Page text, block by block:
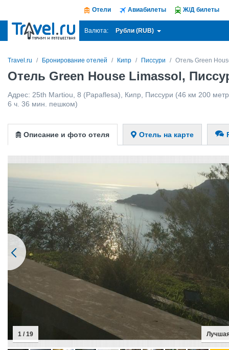
Отели Авиабилеты Ж/Д билеты
Валюта: Рубли (RUB)
Travel.ru Бронирование отелей Кипр Писсури Отель Green
Отель Green House Limassol,
Адрес: 25th Martiou, 8 (Papaflesa) Кипр Писсури (46 км 200
6 ч. 36 мин. пешком)
Описание и фото отеля Отель на карте
1 / 19